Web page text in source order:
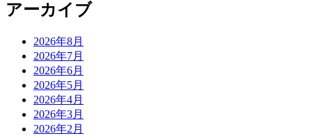
アーカイブ
2026年8月
2026年7月
2026年6月
2026年5月
2026年4月
2026年3月
2026年2月